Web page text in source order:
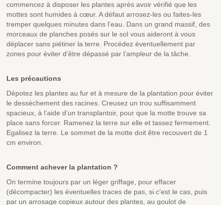
commencez à disposer les plantes après avoir vérifié que les
mottes sont humides à cœur. A défaut arrosez-les ou faites-les
tremper quelques minutes dans l’eau. Dans un grand massif, des
morceaux de planches posés sur le sol vous aideront à vous
déplacer sans piétiner la terre. Procédez éventuellement par
zones pour éviter d’être dépassé par l’ampleur de la tâche.
Les précautions
Dépotez les plantes au fur et à mesure de la plantation pour éviter
le dessèchement des racines. Creusez un trou suffisamment
spacieux, à l’aide d’un transplantoir, pour que la motte trouve sa
place sans forcer. Ramenez la terre sur elle et tassez fermement.
Egalisez la terre. Le sommet de la motte doit être recouvert de 1
cm environ.
Comment achever la plantation ?
On termine toujours par un léger griffage, pour effacer
(décompacter) les éventuelles traces de pas, si c’est le cas, puis
par un arrosage copieux autour des plantes, au goulot de